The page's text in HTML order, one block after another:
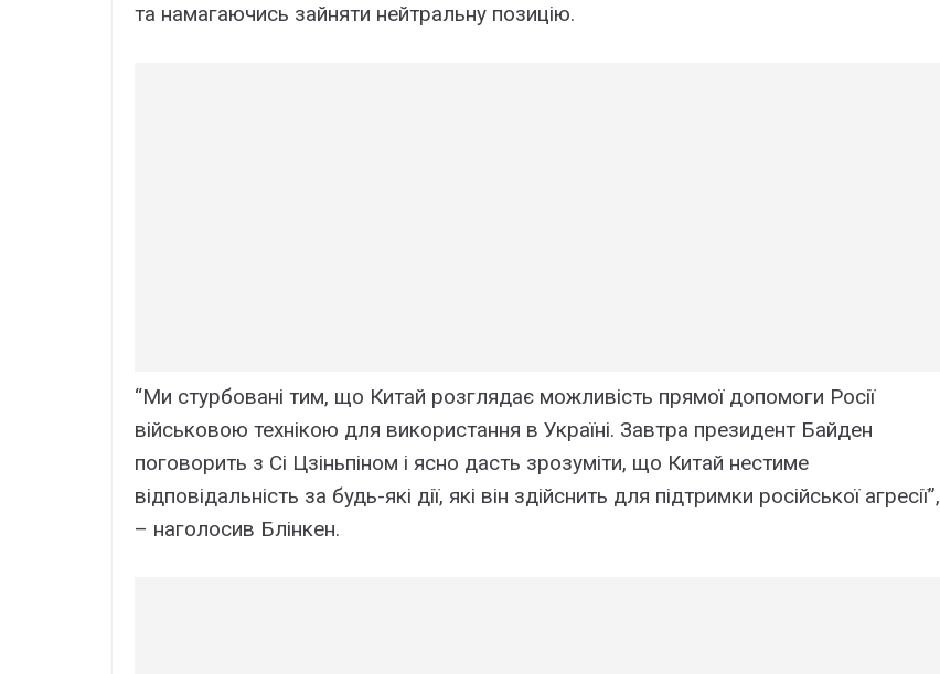
та намагаючись зайняти нейтральну позицію.
“Ми стурбовані тим, що Китай розглядає можливість прямої допомоги Росії
військовою технікою для використання в Україні. Завтра президент Байден
поговорить з Сі Цзіньпіном і ясно дасть зрозуміти, що Китай нестиме
відповідальність за будь-які дії, які він здійснить для підтримки російської агресії”,
– наголосив Блінкен.